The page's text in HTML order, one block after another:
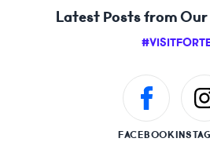
Latest Posts from
FACEBOOK